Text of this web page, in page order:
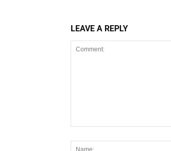
LEAVE A REPLY